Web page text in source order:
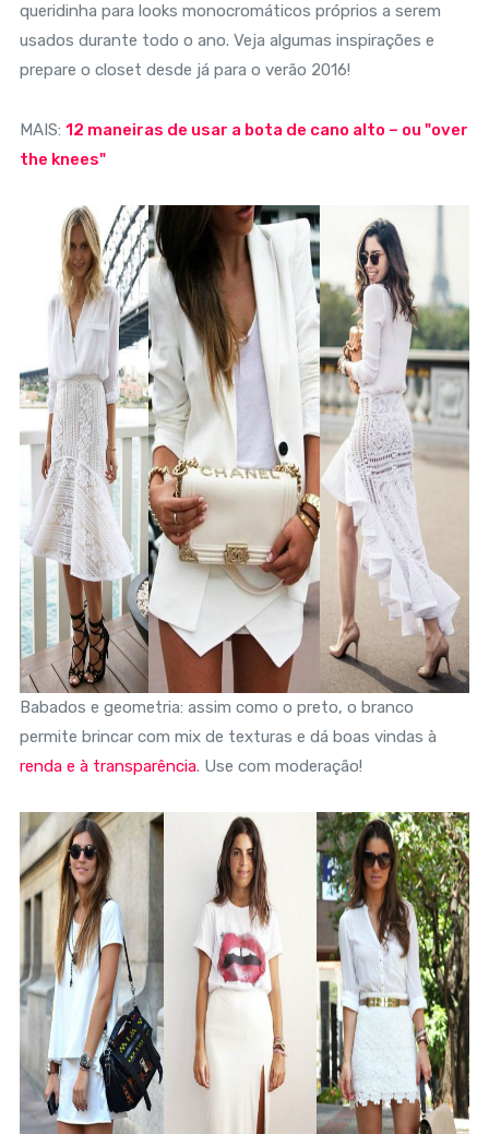
queridinha para looks monocromáticos próprios a serem
usados durante todo o ano. Veja algumas inspirações e
prepare o closet desde já para o verão 2016!
MAIS: 12 maneiras de usar a bota de cano alto – ou "over
the knees"
Babados e geometria: assim como o preto, o branco
permite brincar com mix de texturas e dá boas vindas à
renda e à transparência. Use com moderação!